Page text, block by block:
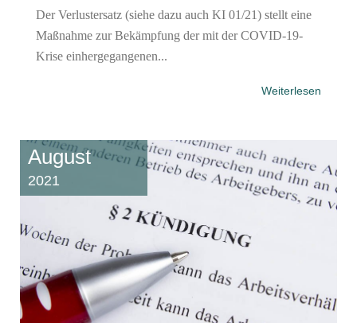
Der Verlustersatz (siehe dazu auch KI 01/21) stellt eine
Maßnahme zur Bekämpfung der mit der COVID-19-
Krise einhergegangenen...
Weiterlesen
August
2021